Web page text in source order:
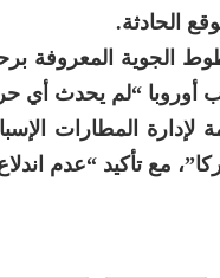
الحادثة.
المعروفة
أوروبا “لم يحدث أي
لإدارة المطارات
مع تأكيد “عدم